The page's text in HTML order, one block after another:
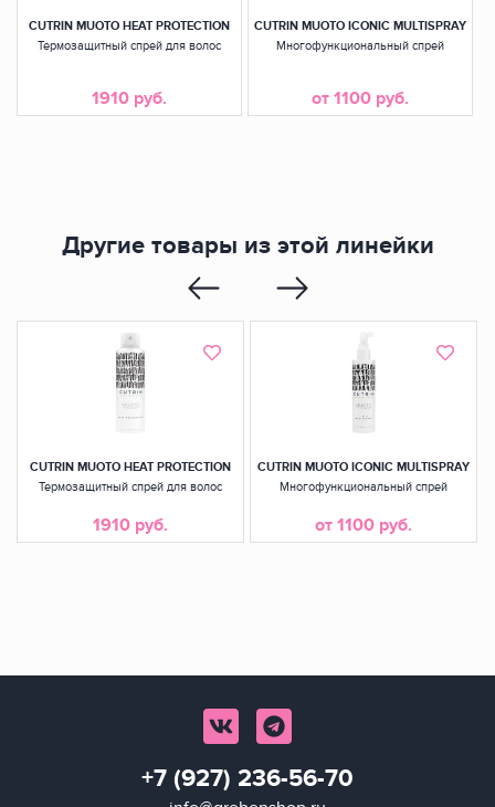
CUTRIN MUOTO HEAT PROTECTION
Термозащитный спрей для волос
1910 руб.
CUTRIN MUOTO ICONIC MULTISPRAY
Многофункциональный спрей
от 1100 руб.
Другие товары из этой линейки
CUTRIN MUOTO HEAT PROTECTION
Термозащитный спрей для волос
1910 руб.
CUTRIN MUOTO ICONIC MULTISPRAY
Многофункциональный спрей
от 1100 руб.
+7 (927) 236-56-70